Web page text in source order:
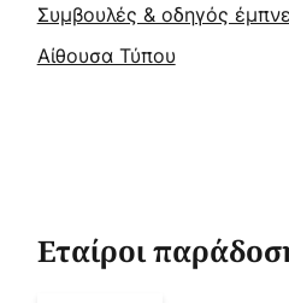
Συμβουλές & οδηγός
Αίθουσα Τύπου
Εταίροι